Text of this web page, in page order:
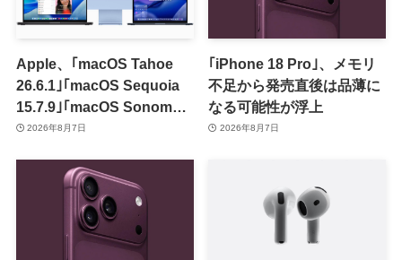
Apple、｢macOS Tahoe
26.6.1｣｢macOS Sequoia
15.7.9｣｢macOS Sonoma
14.8.9｣をリリース ｰ 画面共
2026年8月7日
｢iPhone 18 Pro｣、メモリ
不足から発売直後は品薄に
なる可能性が浮上
2026年8月7日